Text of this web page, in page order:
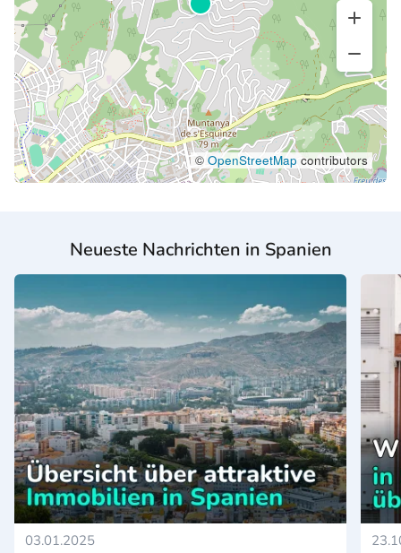
© OpenStreetMap contributors
Neueste Nachrichten in Spanien
03.01.2025